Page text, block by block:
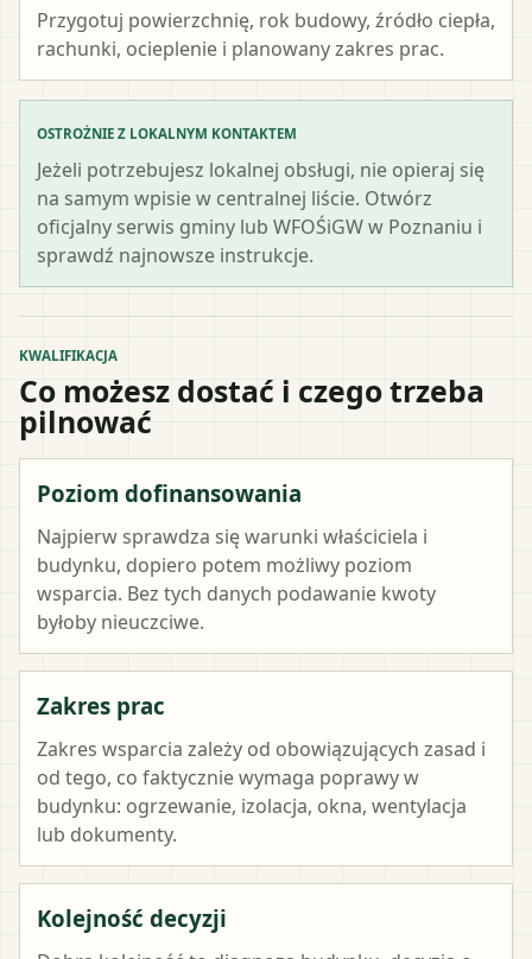
Przygotuj powierzchnię, rok budowy, źródło ciepła,
rachunki, ocieplenie i planowany zakres prac.
OSTROŻNIE Z LOKALNYM KONTAKTEM
Jeżeli potrzebujesz lokalnej obsługi, nie opieraj się
na samym wpisie w centralnej liście. Otwórz
oficjalny serwis gminy lub WFOŚiGW w Poznaniu i
sprawdź najnowsze instrukcje.
KWALIFIKACJA
Co możesz dostać i czego trzeba
pilnować
Poziom dofinansowania
Najpierw sprawdza się warunki właściciela i
budynku, dopiero potem możliwy poziom
wsparcia. Bez tych danych podawanie kwoty
byłoby nieuczciwe.
Zakres prac
Zakres wsparcia zależy od obowiązujących zasad i
od tego, co faktycznie wymaga poprawy w
budynku: ogrzewanie, izolacja, okna, wentylacja
lub dokumenty.
Kolejność decyzji